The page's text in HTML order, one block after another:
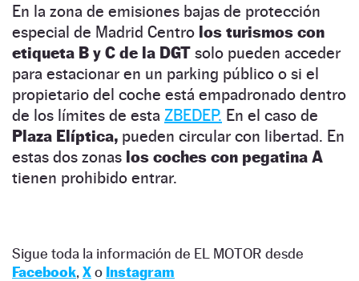
En la zona de emisiones bajas de protección
especial de Madrid Centro los turismos con
etiqueta B y C de la DGT solo pueden acceder
para estacionar en un parking público o si el
propietario del coche está empadronado dentro
de los límites de esta ZBEDEP. En el caso de
Plaza Elíptica, pueden circular con libertad. En
estas dos zonas los coches con pegatina A
tienen prohibido entrar.
Sigue toda la información de EL MOTOR desde
Facebook, Xo Instagram